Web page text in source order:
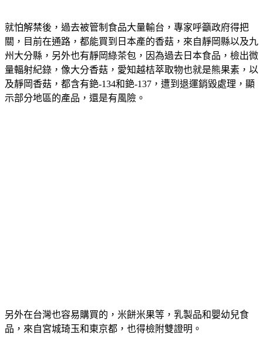
就怕解禁後，過去被管制食品大量輸台，專家呼籲政府得把
關，目前在通路，都能買到日本產的香菇，來自靜岡縣以及九
州大分縣，另外也有靜岡綠茶包，因為過去日本食品，檢出微
量輻射紀錄，像大分香菇，愛知越桔萃取物也就是熊果素，以
及靜岡香菇，都含有銫-134和銫-137，遭到退運銷毀處理，顯
示部分地區的產品，還是有風險。
另外在台灣也容易購買的，米餅米果等，乳製品和嬰幼兒食
品，來自宮城琦玉和東京都，也得檢附雙證明。